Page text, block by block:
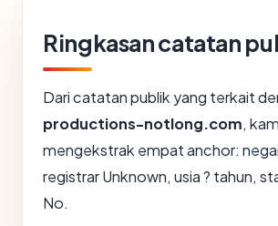
Ringkasan catatan
Dari catatan publik yang terkait
productions-notlong.com,
mengekstrak empat anchor:
registrar Unknown, usia ? tahun,
No.